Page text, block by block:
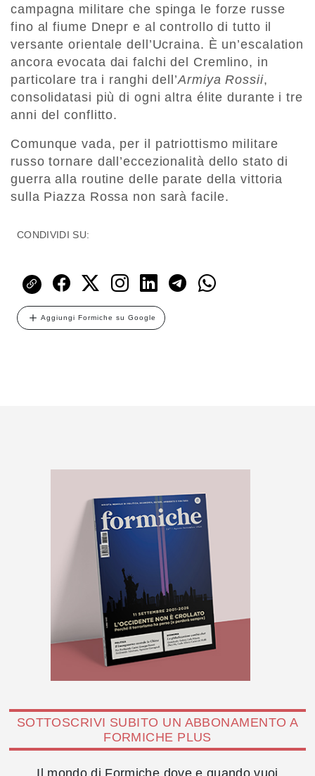
campagna militare che spinga le forze russe
fino al fiume Dnepr e al controllo di tutto il
versante orientale dell’Ucraina. È un’escalation
ancora evocata dai falchi del Cremlino, in
particolare tra i ranghi dell’Armiya Rossii,
consolidatasi più di ogni altra élite durante i tre
anni del conflitto.
Comunque vada, per il patriottismo militare
russo tornare dall’eccezionalità dello stato di
guerra alla routine delle parate della vittoria
sulla Piazza Rossa non sarà facile.
CONDIVIDI SU:
Aggiungi Formiche su Google
SOTTOSCRIVI SUBITO UN ABBONAMENTO A
FORMICHE PLUS